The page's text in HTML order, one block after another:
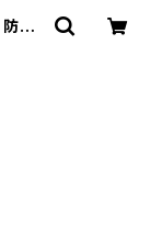
災